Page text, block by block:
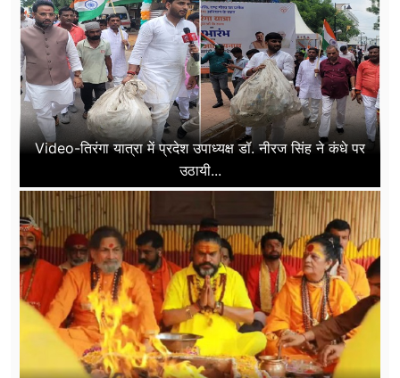
Video-तिरंगा यात्रा में प्रदेश उपाध्यक्ष डॉ. नीरज सिंह ने कंधे पर
उठायी...